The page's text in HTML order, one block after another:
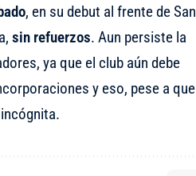
, en su debut al frente de San
sin refuerzos. Aun persiste la
ya que el club aún debe
y eso, pese a que